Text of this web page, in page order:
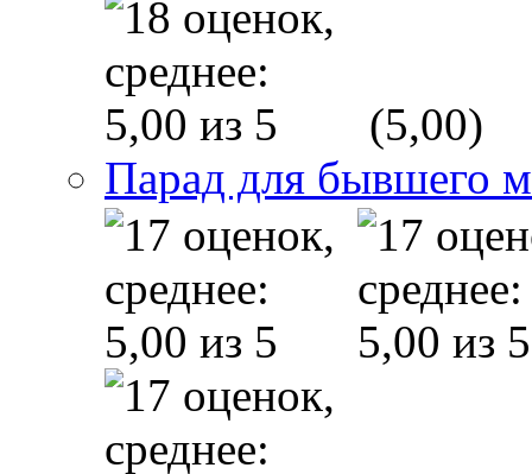
(5,00)
Парад для бывшего